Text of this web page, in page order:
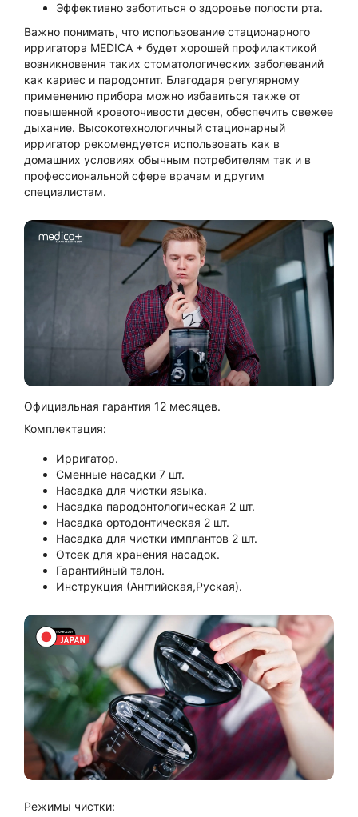
Эффективно заботиться о здоровье полости рта.
Важно понимать, что использование стационарного
ирригатора MEDICA + будет хорошей профилактикой
возникновения таких стоматологических заболеваний
как кариес и пародонтит. Благодаря регулярному
применению прибора можно избавиться также от
повышенной кровоточивости десен, обеспечить свежее
дыхание. Высокотехнологичный стационарный
ирригатор рекомендуется использовать как в
домашних условиях обычным потребителям так и в
профессиональной сфере врачам и другим
специалистам.
Официальная гарантия 12 месяцев.
Комплектация:
Ирригатор.
Сменные насадки 7 шт.
Насадка для чистки языка.
Насадка пародонтологическая 2 шт.
Насадка ортодонтическая 2 шт.
Насадка для чистки имплантов 2 шт.
Отсек для хранения насадок.
Гарантийный талон.
Инструкция (Английская,Руская).
Режимы чистки: